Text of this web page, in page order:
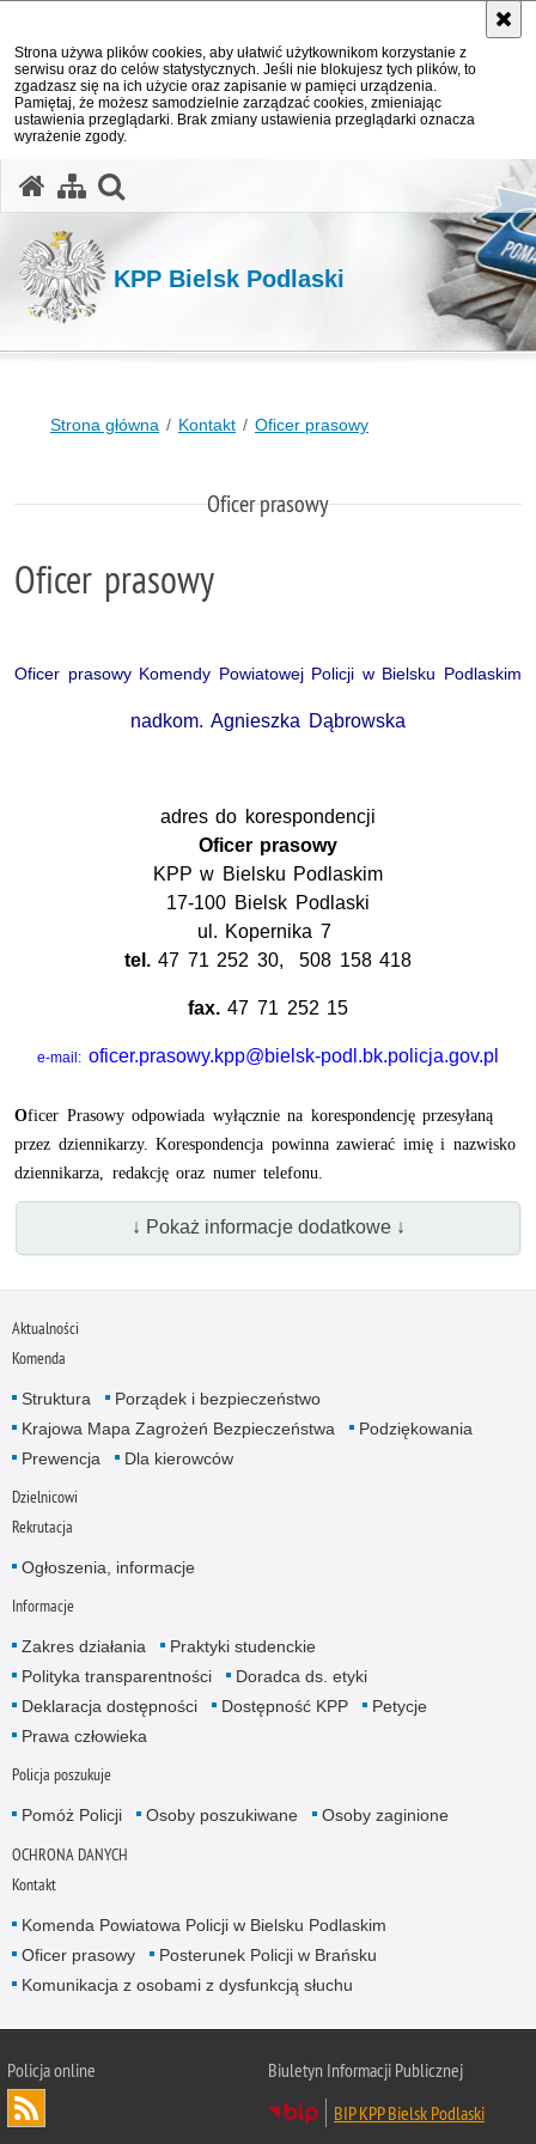
Strona używa plików cookies, aby ułatwić użytkownikom korzystanie z
serwisu oraz do celów statystycznych. Jeśli nie blokujesz tych plików, to
zgadzasz się na ich użycie oraz zapisanie w pamięci urządzenia.
Pamiętaj, że możesz samodzielnie zarządzać cookies, zmieniając
ustawienia przeglądarki. Brak zmiany ustawienia przeglądarki oznacza
wyrażenie zgody.
KPP Bielsk Podlaski
Strona główna Kontakt Oficer prasowy
Oficer prasowy
Oficer prasowy
Oficer prasowy Komendy Powiatowej Policji w Bielsku Podlaskim
nadkom. Agnieszka Dąbrowska
adres do korespondencji
Oficer prasowy
KPP w Bielsku Podlaskim
17-100 Bielsk Podlaski
ul. Kopernika 7
tel.47 71 252 30,508 158 418
fax.47 71 252 15
e-mail: oficer.prasowy.kpp@bielsk-podl.bk.policja.gov.pl
Oficer Prasowy odpowiada wyłącznie na korespondencję przesyłaną
przez dziennikarzy. Korespondencja powinna zawierać imię i nazwisko
dziennikarza, redakcję oraz numer telefonu.
↓ Pokaż informacje dodatkowe ↓
Aktualności
Komenda
Struktura
Porządek i bezpieczeństwo
Krajowa Mapa Zagrożeń Bezpieczeństwa
Podziękowania
Prewencja
Dla kierowców
Dzielnicowi
Rekrutacja
Ogłoszenia, informacje
Informacje
Zakres działania
Praktyki studenckie
Polityka transparentności
Doradca ds. etyki
Deklaracja dostępności
Dostępność KPP
Petycje
Prawa człowieka
Policja poszukuje
Pomóż Policji Osoby poszukiwane Osoby zaginione
OCHRONA DANYCH
Kontakt
Komenda Powiatowa Policji w Bielsku Podlaskim
Oficer prasowy
Posterunek Policji w Brańsku
Komunikacja z osobami z dysfunkcją słuchu
Policja online
Biuletyn Informacji Publicznej
BIP KPP Bielsk Podlaski